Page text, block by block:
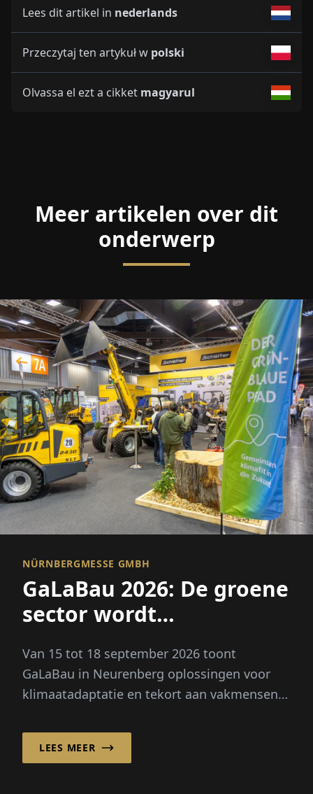
Lees dit artikel in nederlands
Przeczytaj ten artykuł w polski
Olvassa el ezt a cikket magyarul
Meer artikelen over dit
onderwerp
NÜRNBERGMESSE GMBH
GaLaBau 2026: De groene
sector wordt
Van 15 tot 18 september 2026 toont
GaLaBau in Neurenberg oplossingen voor
klimaatadaptatie en tekort aan vakmensen.
digitalisering en AI.
LEES MEER